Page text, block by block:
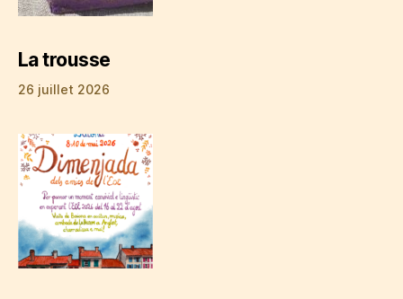
La trousse
26 juillet 2026